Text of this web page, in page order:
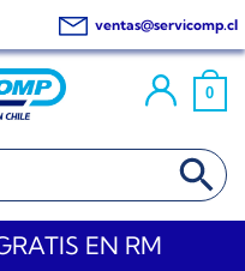
ventas@servicomp.cl
0
BOTÓN DE
EN RM